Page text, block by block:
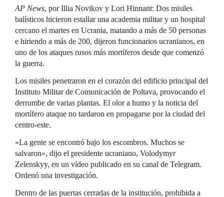
AP News, por Illia Novikov y Lori Hinnant: Dos misiles
balísticos hicieron estallar una academia militar y un hospital
cercano el martes en Ucrania, matando a más de 50 personas
e hiriendo a más de 200, dijeron funcionarios ucranianos, en
uno de los ataques rusos más mortíferos desde que comenzó
la guerra.
Los misiles penetraron en el corazón del edificio principal del
Instituto Militar de Comunicación de Poltava, provocando el
derrumbe de varias plantas. El olor a humo y la noticia del
mortífero ataque no tardaron en propagarse por la ciudad del
centro-este.
«La gente se encontró bajo los escombros. Muchos se
salvaron», dijo el presidente ucraniano, Volodymyr
Zelenskyy, en un vídeo publicado en su canal de Telegram.
Ordenó una investigación.
Dentro de las puertas cerradas de la institución, prohibida a